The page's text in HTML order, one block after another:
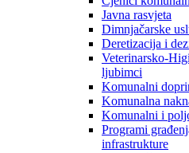
Javna rasvjeta
Dimnjačarske
Deretizacija i
Veterinarsko-
ljubimci
Komunalni
Komunalna
Komunalni i
Programi
infrastrukture